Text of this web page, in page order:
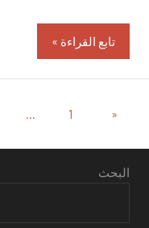
تابع القراءة
تعدد
صفحات
المقالات
« المقالات
1
…
البحث